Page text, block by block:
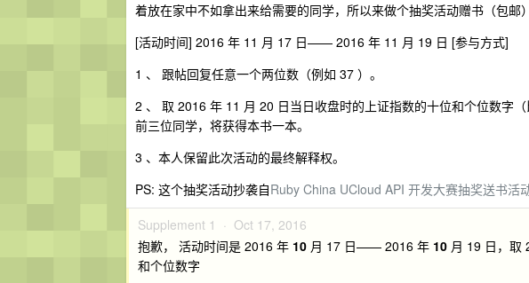
着放在家中不如拿出来给需要的同学，所以来做个抽奖活动赠书（包邮）
[活动时间] 2016 年 11 月 17 日—— 2016 年 11 月 19 日 [参与方式]
1 、 跟帖回复任意一个两位数（例如 37 ）。
2 、 取 2016 年 11 月 20 日当日收盘时的上证指数的十位和个位数字
前三位同学，将获得本书一本。
3 、本人保留此次活动的最终解释权。
PS: 这个抽奖活动抄袭自Ruby China UCloud API 开发大赛抽奖送书活
Supplement 1 · Oct 17, 2016
抱歉， 活动时间是 2016 年 10 月 17 日—— 2016 年 10 月 19 日，取
和个位数字